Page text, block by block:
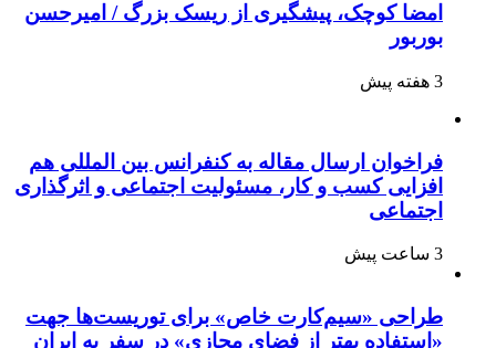
امضا کوچک، پیشگیری از ریسک بزرگ / امیرحسن
بوربور
3 هفته پیش
فراخوان ارسال مقاله به کنفرانس بین المللی هم
افزایی کسب و کار، مسئولیت اجتماعی و اثرگذاری
اجتماعی
3 ساعت پیش
طراحی «سیم‌کارت خاص» برای توریست‌ها جهت
«استفاده بهتر از فضای مجازی» در سفر به ایران